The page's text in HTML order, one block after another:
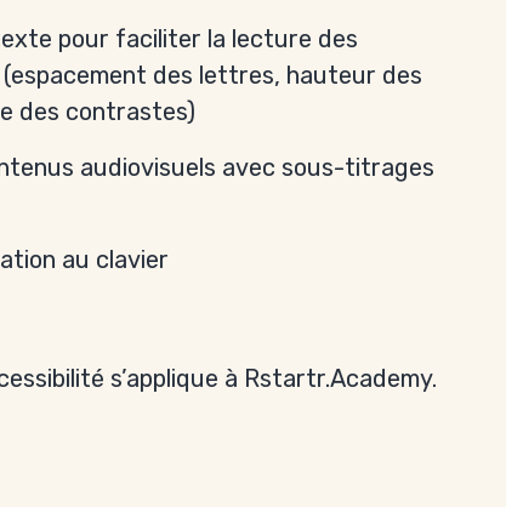
pour faciliter la lecture des
(espacement des lettres, hauteur des
des contrastes)
audiovisuels avec sous-titrages
au clavier
s’applique à Rstartr.Academy.